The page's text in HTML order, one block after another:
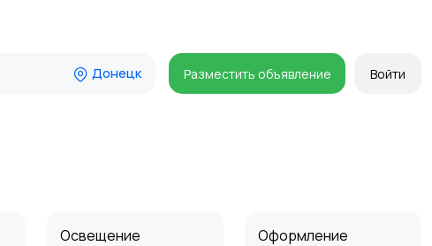
Донецк Разместить объявление Войти
Освещение
Оформление